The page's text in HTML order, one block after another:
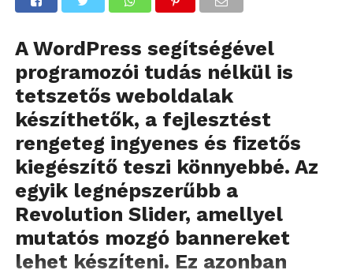
A WordPress segítségével
programozói tudás nélkül is
tetszetős weboldalak
készíthetők, a fejlesztést
rengeteg ingyenes és fizetős
kiegészítő teszi könnyebbé. Az
egyik legnépszerűbb a
Revolution Slider, amellyel
mutatós mozgó bannereket
lehet készíteni. Ez azonban